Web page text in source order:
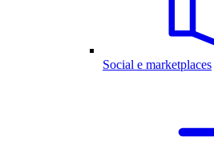
Social e marketplaces